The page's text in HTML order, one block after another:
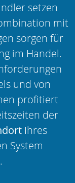
setzen
mit
sorgen für
im Handel.
und von
profitiert
der
Ihres
System